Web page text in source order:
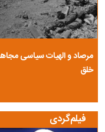
مرصاد و الهیات سیاسی
خلق
فیلم‌گردی